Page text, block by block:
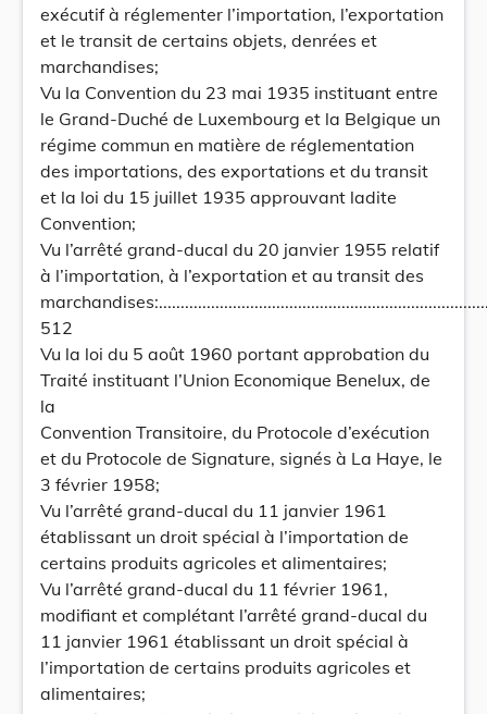
exécutif à réglementer l’importation, l’exportation
et le transit de certains objets, denrées et
marchandises;
Vu la Convention du 23 mai 1935 instituant entre
le Grand-Duché de Luxembourg et la Belgique un
régime commun en matière de réglementation
des importations, des exportations et du transit
et la loi du 15 juillet 1935 approuvant ladite
Convention;
Vu l’arrêté grand-ducal du 20 janvier 1955 relatif
à l’importation, à l’exportation et au transit des
512
Vu la loi du 5 août 1960 portant approbation du
Traité instituant l’Union Economique Benelux, de
la
Convention Transitoire, du Protocole d’exécution
et du Protocole de Signature, signés à La Haye, le
3 février 1958;
Vu l’arrêté grand-ducal du 11 janvier 1961
établissant un droit spécial à l’importation de
certains produits agricoles et alimentaires;
Vu l’arrêté grand-ducal du 11 février 1961,
modifiant et complétant l’arrêté grand-ducal du
11 janvier 1961 établissant un droit spécial à
l’importation de certains produits agricoles et
alimentaires;